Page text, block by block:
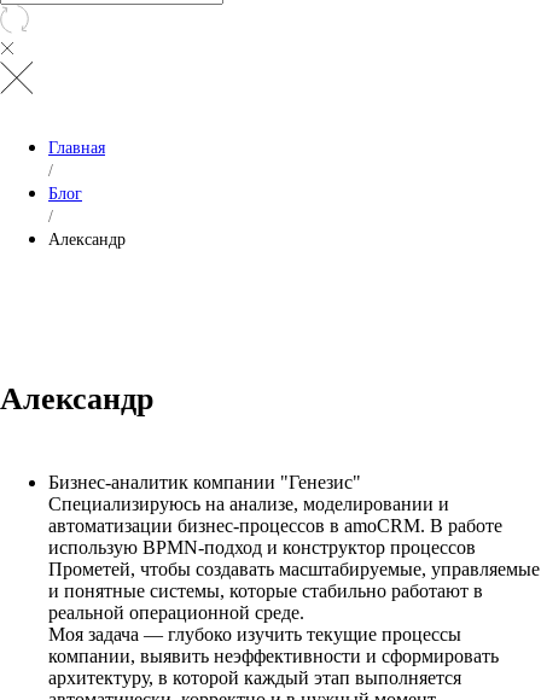
Главная
/
Блог
/
Александр
Александр
Бизнес-аналитик компании "Генезис"
Специализируюсь на анализе, моделировании и
автоматизации бизнес-процессов в amoCRM. В работе
использую BPMN-подход и конструктор процессов
Прометей, чтобы создавать масштабируемые, управляемые
и понятные системы, которые стабильно работают в
реальной операционной среде.
Моя задача — глубоко изучить текущие процессы
компании, выявить неэффективности и сформировать
архитектуру, в которой каждый этап выполняется